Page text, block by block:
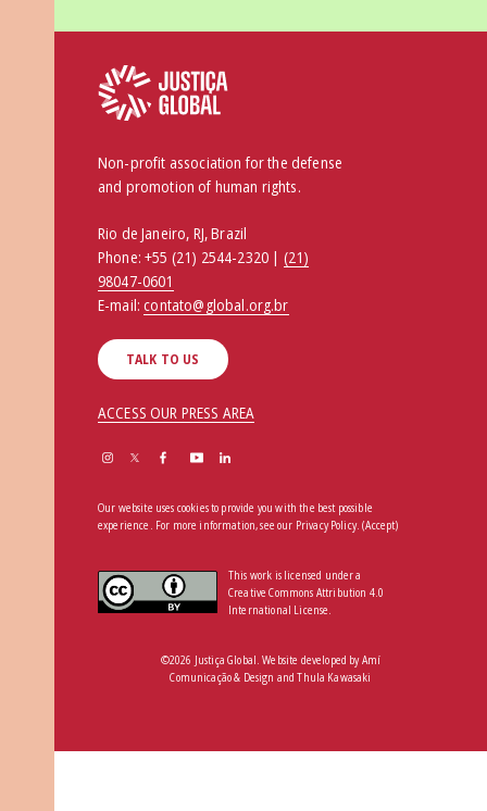
Non-profit association for the defense
and promotion of human rights.
Rio de Janeiro, RJ, Brazil
Phone:+55 (21) 2544-2320 | (21)
98047-0601
E-mail:contato@global.org.br
TALK TO US
ACCESS OUR PRESS AREA
Our website uses cookies to provide you with the best possible
experience. For more information, see our Privacy Policy.(Accept)
This work is licensed under a
Creative Commons Attribution 4.0
International License.
©2026 Justiça Global. Website developed byAmí
Comunicação & Design andThula Kawasaki